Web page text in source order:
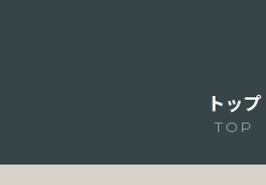
トップ
TOP